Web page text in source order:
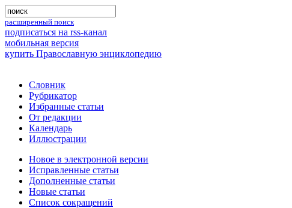
расширенный поиск
подписаться на rss-канал
мобильная версия
купить Православную энциклопедию
Словник
Рубрикатор
Избранные статьи
От редакции
Календарь
Иллюстрации
Новое в электронной версии
Исправленные статьи
Дополненные статьи
Новые статьи
Список сокращений